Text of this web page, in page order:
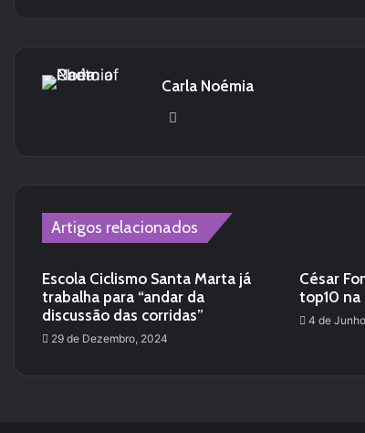
Carla Noémia
Artigos relacionados
Escola Ciclismo Santa Marta já
trabalha para “andar da
discussão das corridas”
29 de Dezembro, 2024
César
top10 na
4 de